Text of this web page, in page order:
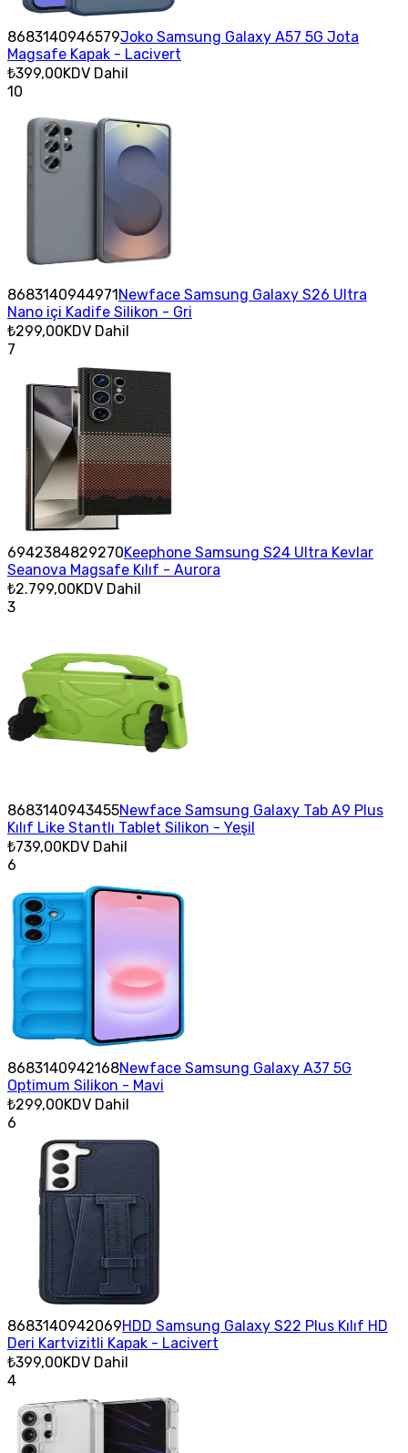
8683140946579Joko Samsung Galaxy A57 5G Jota
Magsafe Kapak - Lacivert
₺399,00KDV Dahil
10
8683140944971Newface Samsung Galaxy S26 Ultra
Nano içi Kadife Silikon - Gri
₺299,00KDV Dahil
7
6942384829270Keephone Samsung S24 Ultra Kevlar
Seanova Magsafe Kılıf - Aurora
₺2.799,00KDV Dahil
3
8683140943455Newface Samsung Galaxy Tab A9 Plus
Kılıf Like Stantlı Tablet Silikon - Yeşil
₺739,00KDV Dahil
6
8683140942168Newface Samsung Galaxy A37 5G
Optimum Silikon - Mavi
₺299,00KDV Dahil
6
8683140942069HDD Samsung Galaxy S22 Plus Kılıf HD
Deri Kartvizitli Kapak - Lacivert
₺399,00KDV Dahil
4